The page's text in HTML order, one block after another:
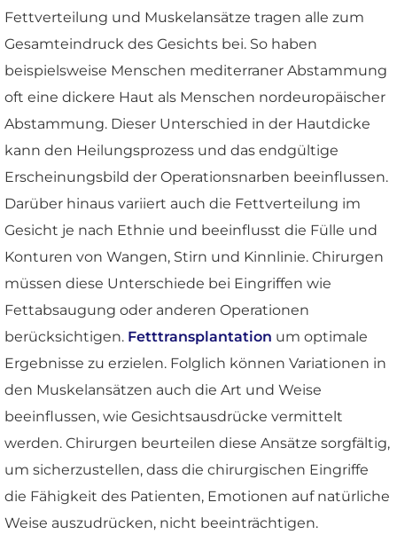
Fettverteilung und Muskelansätze tragen alle zum
Gesamteindruck des Gesichts bei. So haben
beispielsweise Menschen mediterraner Abstammung
oft eine dickere Haut als Menschen nordeuropäischer
Abstammung. Dieser Unterschied in der Hautdicke
kann den Heilungsprozess und das endgültige
Erscheinungsbild der Operationsnarben beeinflussen.
Darüber hinaus variiert auch die Fettverteilung im
Gesicht je nach Ethnie und beeinflusst die Fülle und
Konturen von Wangen, Stirn und Kinnlinie. Chirurgen
müssen diese Unterschiede bei Eingriffen wie
Fettabsaugung oder anderen Operationen
berücksichtigen. Fetttransplantation um optimale
Ergebnisse zu erzielen. Folglich können Variationen in
den Muskelansätzen auch die Art und Weise
beeinflussen, wie Gesichtsausdrücke vermittelt
werden. Chirurgen beurteilen diese Ansätze sorgfältig,
um sicherzustellen, dass die chirurgischen Eingriffe
die Fähigkeit des Patienten, Emotionen auf natürliche
Weise auszudrücken, nicht beeinträchtigen.